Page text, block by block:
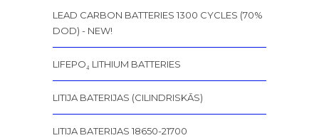
LEAD CARBON BATTERIES 1300 CYCLES (70%
DOD) - NEW!
LIFEPO₄ LITHIUM BATTERIES
LITIJA BATERIJAS (CILINDRISKĀS)
LITIJA BATERIJAS 18650-21700